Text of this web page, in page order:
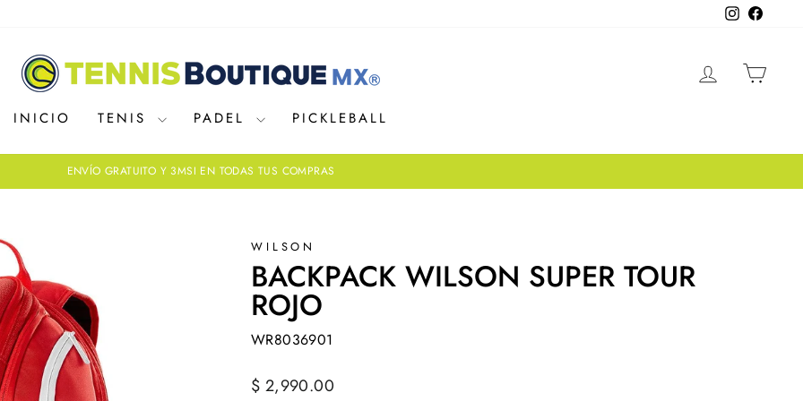
Instagram
INGRESAR
INICIO TENIS PADEL PICKLEBALL
ENVÍO GRATUITO Y 3MSI EN TODAS TUS COMPRAS
WILSON
BACKPACK WILSON SUPER TOUR
ROJO
WR8036901
Precio
$ 2,990.00